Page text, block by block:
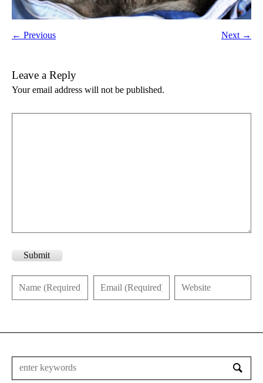
← Previous Next →
Leave a Reply
Your email address will not be published.
Submit